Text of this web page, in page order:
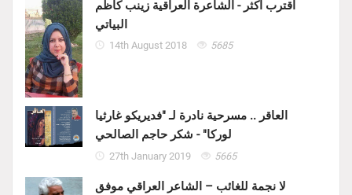
اقترب اكثر - الشاعرة العراقية زينب كاظم
البياتي
14th August 2018 5685
العاقر .. مسرحية نادرة لـ "فديريكو غارثيا
لوركا" - شكر حاجم الصالحي
27th January 2019 5665
لا نجمة للغائب – الشاعر العراقي موفق